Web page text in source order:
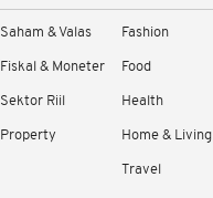
Saham & Valas
Fiskal & Moneter
Sektor Riil
Property
Fashion
Food
Health
Home & Living
Travel